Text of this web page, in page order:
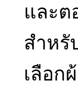
และต
สำหรั
เลือก